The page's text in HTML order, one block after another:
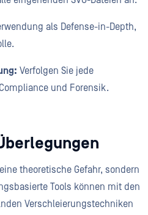
als Defense-in-Depth,
Verfolgen Sie jede
und Forensik.
theoretische Gefahr, sondern
Tools können mit den
Verschleierungstechniken